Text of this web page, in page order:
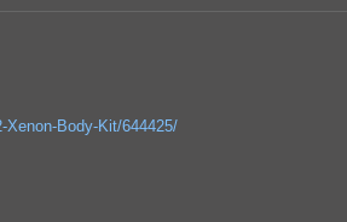
Body-Kit/644425/